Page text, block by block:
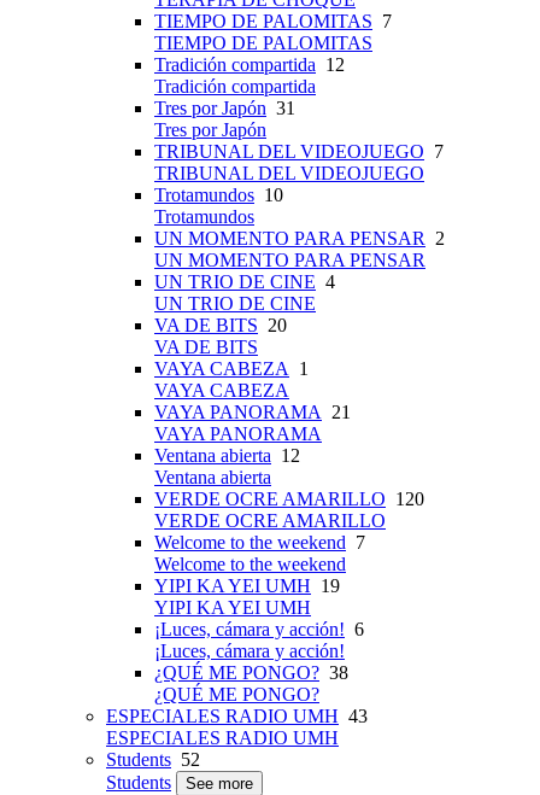
TIEMPO DE PALOMITAS 7
TIEMPO DE PALOMITAS
Tradición compartida 12
Tradición compartida
Tres por Japón 31
Tres por Japón
TRIBUNAL DEL VIDEOJUEGO 7
TRIBUNAL DEL VIDEOJUEGO
Trotamundos 10
Trotamundos
UN MOMENTO PARA PENSAR
2
UN MOMENTO PARA PENSAR
UN TRIO DE CINE 4
UN TRIO DE CINE
VA DE BITS 20
VA DE BITS
VAYA CABEZA
1
VAYA CABEZA
VAYA PANORAMA
21
VAYA PANORAMA
Ventana abierta 12
Ventana abierta
VERDE OCRE AMARILLO 120
VERDE OCRE AMARILLO
Welcome to the weekend 7
Welcome to the weekend
YIPI KA YEI UMH 19
YIPI KA YEI UMH
¡Luces, cámara y acción! 6
¡Luces, cámara y acción!
¿QUÉ ME PONGO? 38
¿QUÉ ME PONGO?
ESPECIALES RADIO UMH 43
ESPECIALES RADIO UMH
Students 52
Students
See more